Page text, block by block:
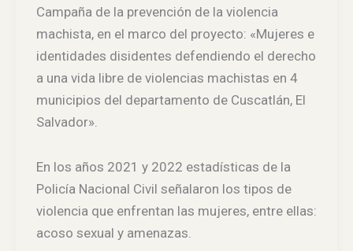
Campaña de la prevención de la violencia
machista, en el marco del proyecto: «Mujeres e
identidades disidentes defendiendo el derecho
a una vida libre de violencias machistas en 4
municipios del departamento de Cuscatlán, El
Salvador».
En los años 2021 y 2022 estadísticas de la
Policía Nacional Civil señalaron los tipos de
violencia que enfrentan las mujeres, entre ellas:
acoso sexual y amenazas.